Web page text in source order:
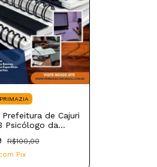
de Cajuri
Psicólogo da
Básica
R$100,00
Pix